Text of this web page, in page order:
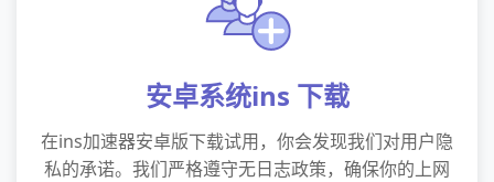
安卓系统ins 下载
在ins加速器安卓版下载试用，你会发现我们对用户隐
私的承诺。我们严格遵守无日志政策，确保你的上网